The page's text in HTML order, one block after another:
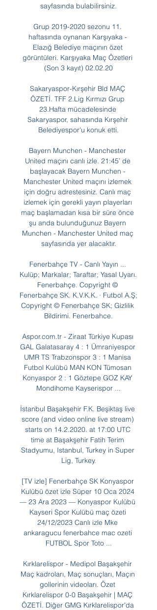
sayfasında bulabilirsiniz.
Grup 2019-2020 sezonu 11.
haftasında oynanan Karşıyaka -
Elazığ Belediye maçının özet
görüntüleri. Karşıyaka Maç Özetleri
(Son 3 kayıt) 02.02.20
Sakaryaspor-Kırşehir Bld MAÇ
ÖZETİ. TFF 2.Lig Kırmızı Grup
23.Hafta mücadelesinde
Sakaryaspor, sahasında Kırşehir
Belediyespor'u konuk etti.
Bayern Munchen - Manchester
United maçını canlı izle. 21:45’ de
başlayacak Bayern Munchen -
Manchester United maçını izlemek
için doğru adrestesiniz. Canlı maç
izlemek için gerekli yayın playerları
maç başlamadan kısa bir süre önce
şu anda bulunduğunuz Bayern
Munchen - Manchester United maç
sayfasında yer alacaktır.
Fenerbahçe TV - Canlı Yayın ...
Kulüp; Markalar; Taraftar; Yasal Uyarı.
Fenerbahçe. Copyright ©
Fenerbahçe SK. K.V.K.K. · Futbol A.Ş;
Copyright © Fenerbahçe SK; Gizlilik
Bildirimi. Fenerbahce.
Aspor.com.tr - Ziraat Türkiye Kupası
GAL Galatasaray 4 : 1 Ümraniyespor
UMR TS Trabzonspor 3 : 1 Manisa
Futbol Kulübü MAN KON Tümosan
Konyaspor 2 : 1 Göztepe GOZ KAY
Mondihome Kayserispor ...
İstanbul Başakşehir F.K. Beşiktaş live
score (and video online live stream)
starts on 14.2.2020. at 17:00 UTC
time at Başakşehir Fatih Terim
Stadyumu, Istanbul, Turkey in Super
Lig, Turkey.
[TV izle] Fenerbahçe SK Konyaspor
Kulübü özet izle Süper 10 Oca 2024
— 23 Ara 2023 — Konyaspor Kulübü
Kayseri Spor Kulübü maç özeti
24/12/2023 Canlı izle Mke
ankaragucu fenerbahce mac ozeti
FUTBOL Spor Toto ...
Kırklarelispor - Medipol Başakşehir
Maç kadroları, Maç sonuçları, Maçın
gollerinin videoları. Özet
Kırklarelispor 0-0 Başakşehir | MAÇ
ÖZETİ. Diğer GMG Kırklarelispor'da